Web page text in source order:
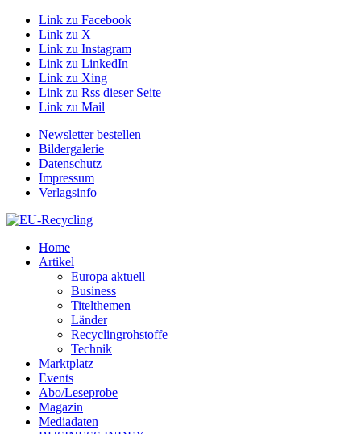
Link zu Facebook
Link zu X
Link zu Instagram
Link zu LinkedIn
Link zu Xing
Link zu Rss dieser Seite
Link zu Mail
Newsletter bestellen
Bildergalerie
Datenschutz
Impressum
Verlagsinfo
Home
Artikel
Europa aktuell
Business
Titelthemen
Länder
Recyclingrohstoffe
Technik
Marktplatz
Events
Abo/Leseprobe
Magazin
Mediadaten